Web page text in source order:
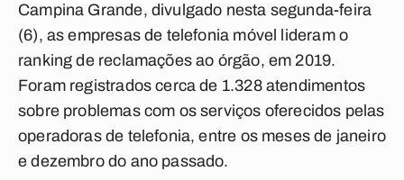
Campina Grande, divulgado nesta segunda-feira
(6), as empresas de telefonia móvel lideram o
ranking de reclamações ao órgão, em 2019.
Foram registrados cerca de 1.328 atendimentos
sobre problemas com os serviços oferecidos pelas
operadoras de telefonia, entre os meses de janeiro
e dezembro do ano passado.